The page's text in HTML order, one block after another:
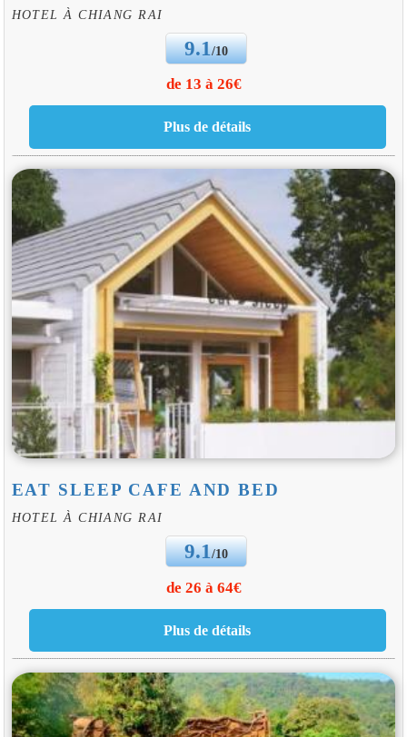
HOTEL À CHIANG RAI
9.1/10
de 13 à 26€
EAT SLEEP CAFE AND BED
HOTEL À CHIANG RAI
9.1/10
de 26 à 64€